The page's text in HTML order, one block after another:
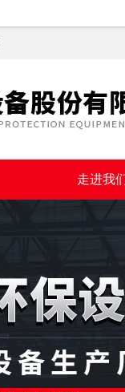
走进我